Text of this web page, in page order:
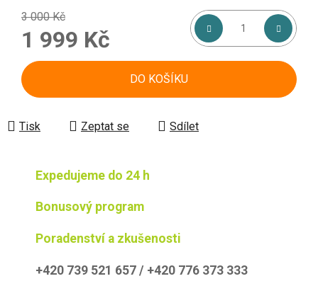
3 000 Kč
1 999 Kč
Měrná cena:
DO KOŠÍKU
Tisk Zeptat se Sdílet
Expedujeme do 24 h
Bonusový program
Poradenství a zkušenosti
+420 739 521 657 / +420 776 373 333